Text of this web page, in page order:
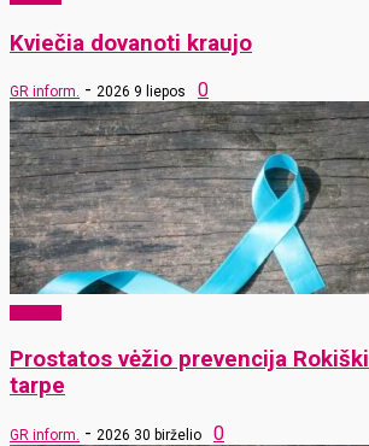
Kviečia dovanoti kraujo
GR inform. - 2026 9 liepos 0
Prostatos vėžio prevencija
tarpe
GR inform. - 2026 30 birželio 0